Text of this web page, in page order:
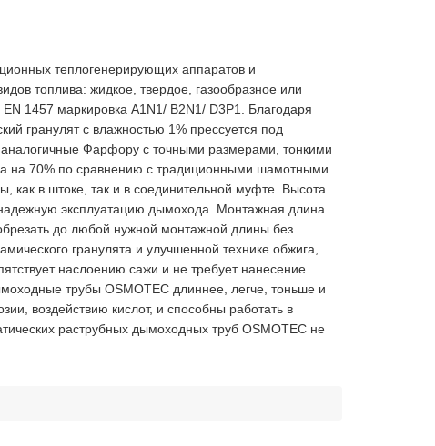
теплогенерирующих аппаратов и
топлива: жидкое, твердое, газообразное или
1457 маркировка A1N1/ B2N1/ D3P1. Благодаря
гранулят с влажностью 1% прессуется под
Фарфору с точными размерами, тонкими
на 70% по сравнению с традиционными шамотными
в штоке, так и в соединительной муфте. Высота
эксплуатацию дымохода. Монтажная длина
до любой нужной монтажной длины без
гранулята и улучшенной технике обжига,
наслоению сажи и не требует нанесение
трубы OSMOTEC длиннее, легче, тоньше и
воздействию кислот, и способны работать в
раструбных дымоходных труб OSMOTEC не